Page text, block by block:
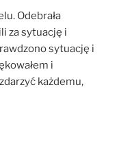
Odebrała
za sytuację i
sytuację i
i
każdemu,